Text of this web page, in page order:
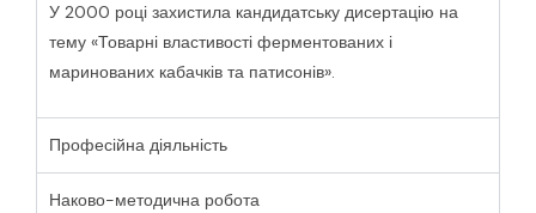
У 2000 році захистила кандидатську дисертацію на
тему «Товарні властивості ферментованих і
маринованих кабачків та патисонів».
Професійна діяльність
Наково-методична робота